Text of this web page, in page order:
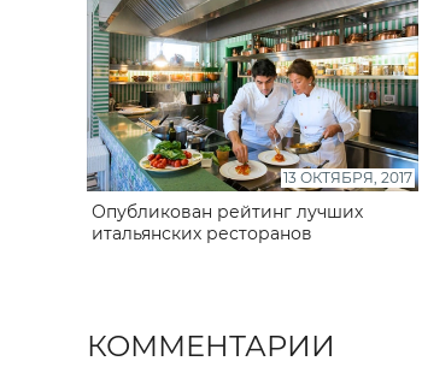
13 ОКТЯБРЯ, 2017
Опубликован рейтинг лучших
итальянских ресторанов
КОММЕНТАРИИ